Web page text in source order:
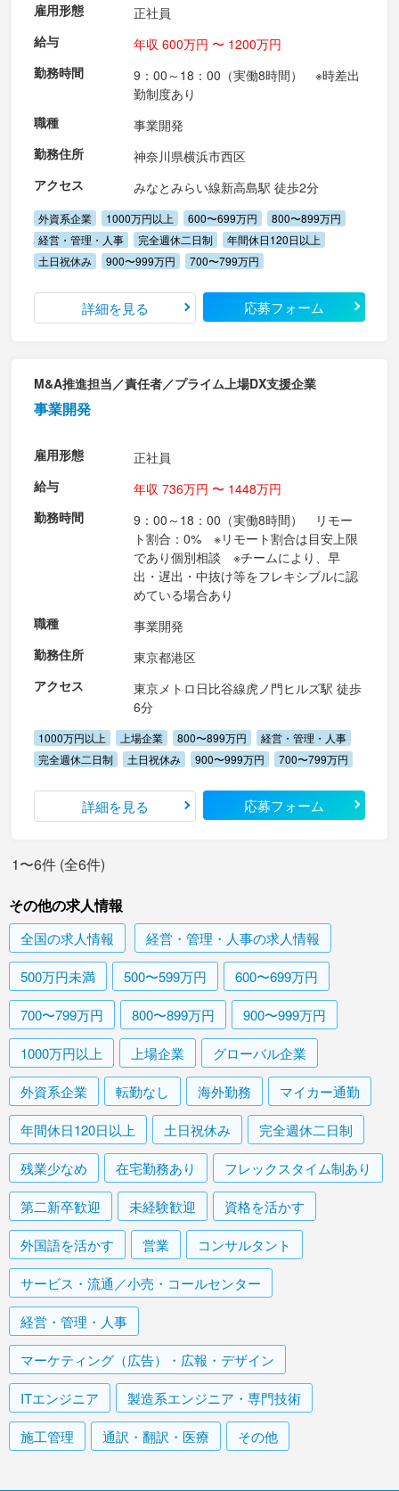
雇用形態
正社員
給与
年収 600万円 〜 1200万円
勤務時間
9：00～18：00（実働8時間） ※時差出
勤制度あり
職種
事業開発
勤務住所
神奈川県横浜市西区
アクセス
みなとみらい線新高島駅 徒歩2分
外資系企業 1000万円以上 600〜699万円
800〜899万円
経営・管理・人事
完全週休二日制
年間休日120日以上
土日祝休み
900〜999万円 700〜799万円
詳細を見る 応募フォーム
M&A推進担当／責任者／プライム上場DX支援企業
事業開発
雇用形態
正社員
給与
年収 736万円 〜 1448万円
勤務時間
9：00～18：00（実働8時間） リモー
ト割合：0% ※リモート割合は目安上限
であり個別相談 ※チームにより、早
出・遅出・中抜け等をフレキシブルに認
めている場合あり
職種
事業開発
勤務住所
東京都港区
アクセス
東京メトロ日比谷線虎ノ門ヒルズ駅 徒歩
6分
1000万円以上 上場企業 800〜899万円
経営・管理・人事
完全週休二日制
土日祝休み 900〜999万円 700〜799万円
詳細を見る 応募フォーム
1〜6件 (全6件)
その他の求人情報
全国の求人情報 経営・管理・人事の求人情報
500万円未満 500〜599万円 600〜699万円
700〜799万円 800〜899万円 900〜999万円
1000万円以上 上場企業 グローバル企業
外資系企業 転勤なし 海外勤務 マイカー通勤
年間休日120日以上 土日祝休み 完全週休二日制
残業少なめ 在宅勤務あり フレックスタイム制あり
第二新卒歓迎 未経験歓迎 資格を活かす
外国語を活かす 営業 コンサルタント
サービス・流通／小売・コールセンター
経営・管理・人事
マーケティング（広告）・広報・デザイン
ITエンジニア 製造系エンジニア・専門技術
施工管理 通訳・翻訳・医療 その他